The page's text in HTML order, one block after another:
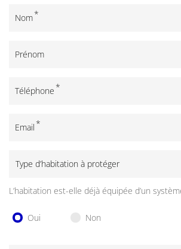
Nom
Prénom
Téléphone
Email
Type d’habitation à protéger
L’habitation est-elle déjà équipée d’un
Oui Non